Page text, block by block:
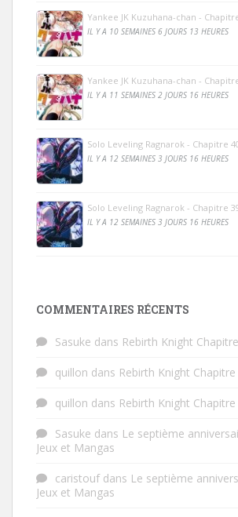
Yankee JK Kuzuhana-chan -
IL Y A 10 SEMAINES 6 JOURS 13 HEURES
Yankee JK Kuzuhana-chan -
IL Y A 11 SEMAINES 2 JOURS 16 HEURES
Solo Leveling Ragnarok - Chapitre
IL Y A 12 SEMAINES 3 JOURS 16 HEURES
Solo Leveling Ragnarok - Chapitre
IL Y A 12 SEMAINES 3 JOURS 16 HEURES
COMMENTAIRES RÉCENTS
Sasuke dans Rebirth Knight
quillon dans Rebirth Knight Chapitre
quillon dans Rebirth Knight Chapitre
Sasuke dans Le septième
Jeux et Mangas
caristoufdans Le septième
Jeux et Mangas